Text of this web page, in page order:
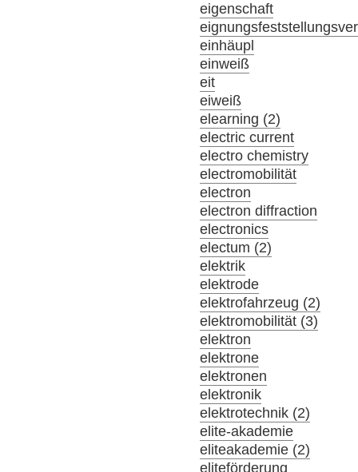
eigenschaft
einhäupl
einweiß
eit
eiweiß
elearning (2)
electric current
electro chemistry
electromobilität
electron
electron diffraction
electronics
electum (2)
elektrik
elektrode
elektrofahrzeug (2)
elektromobilität (3)
elektron
elektrone
elektronen
elektronik
elektrotechnik (2)
elite-akademie
eliteakademie (2)
eliteförderung